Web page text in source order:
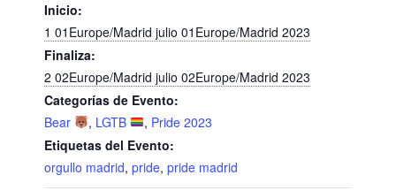
Inicio:
1 01Europe/Madrid julio 01Europe/Madrid 2023
Finaliza:
2 02Europe/Madrid julio 02Europe/Madrid 2023
Categorías de Evento:
Bear
, LGTB , Pride 2023
Etiquetas del Evento:
orgullo madrid, pride, pride madrid